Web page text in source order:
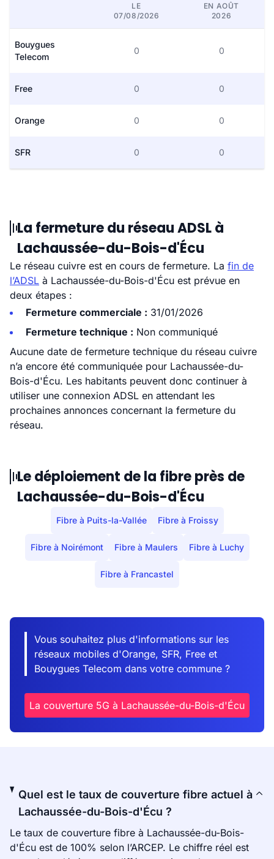
LE
07/08/2026
EN AOÛT
2026
Bouygues
Telecom
0 0
Free 0 0
Orange 0 0
SFR 0 0
La fermeture du réseau ADSL à
Lachaussée-du-Bois-d'Écu
Le réseau cuivre est en cours de fermeture. La fin de
l’ADSL à Lachaussée-du-Bois-d'Écu est prévue en
deux étapes :
Fermeture commerciale : 31/01/2026
Fermeture technique : Non communiqué
Aucune date de fermeture technique du réseau cuivre
n’a encore été communiquée pour Lachaussée-du-
Bois-d'Écu. Les habitants peuvent donc continuer à
utiliser une connexion ADSL en attendant les
prochaines annonces concernant la fermeture du
réseau.
Le déploiement de la fibre près de
Lachaussée-du-Bois-d'Écu
Fibre à Puits-la-Vallée Fibre à Froissy
Fibre à Noirémont Fibre à Maulers Fibre à Luchy
Fibre à Francastel
Vous souhaitez plus d'informations sur les
réseaux mobiles d'Orange, SFR, Free et
Bouygues Telecom dans votre commune ?
La couverture 5G à Lachaussée-du-Bois-d'Écu
Quel est le taux de couverture fibre actuel à
Lachaussée-du-Bois-d'Écu ?
Le taux de couverture fibre à Lachaussée-du-Bois-
d'Écu est de 100% selon l’ARCEP. Le chiffre réel est